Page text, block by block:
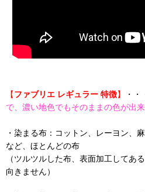
【ファブリエ レギュラー 特徴】 ・・
で、濃い地色でもそのままの色が出来
・染まる布：コットン、レーヨン、
など、ほとんどの布
（ツルツルした布、表面加工してあ
向きません）